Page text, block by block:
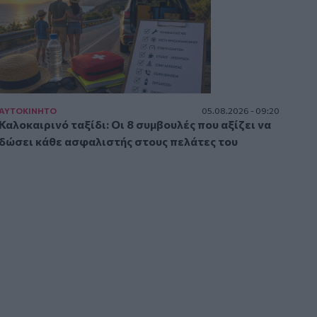
05.08.2026 - 09:20
ταξίδι: Οι 8 συμβουλές που αξίζει να
κάθε ασφαλιστής στους πελάτες του